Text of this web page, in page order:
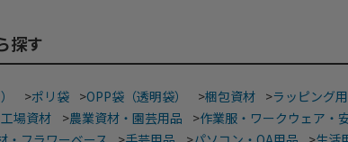
探す
>ポリ袋 >OPP袋（透明袋） >梱包資材 >ラッピング
場資材 >農業資材・園芸用品 >作業服・ワークウェア・